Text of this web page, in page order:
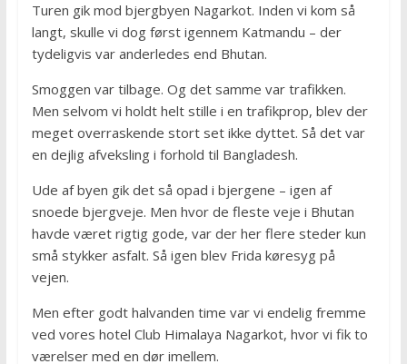
Turen gik mod bjergbyen Nagarkot. Inden vi kom så
langt, skulle vi dog først igennem Katmandu – der
tydeligvis var anderledes end Bhutan.
Smoggen var tilbage. Og det samme var trafikken.
Men selvom vi holdt helt stille i en trafikprop, blev der
meget overraskende stort set ikke dyttet. Så det var
en dejlig afveksling i forhold til Bangladesh.
Ude af byen gik det så opad i bjergene – igen af
snoede bjergveje. Men hvor de fleste veje i Bhutan
havde været rigtig gode, var der her flere steder kun
små stykker asfalt. Så igen blev Frida køresyg på
vejen.
Men efter godt halvanden time var vi endelig fremme
ved vores hotel Club Himalaya Nagarkot, hvor vi fik to
værelser med en dør imellem.